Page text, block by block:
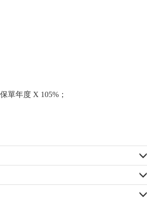
單年度 X 105%；